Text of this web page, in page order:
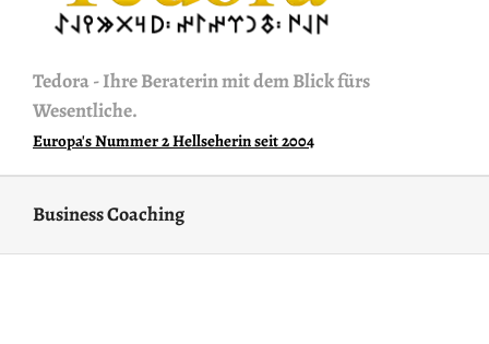
Tedora-Ihre Beraterin mit dem Blick fürs
Wesentliche.
Europa's Nummer 2 Hellseherin seit 2004
Business Coaching